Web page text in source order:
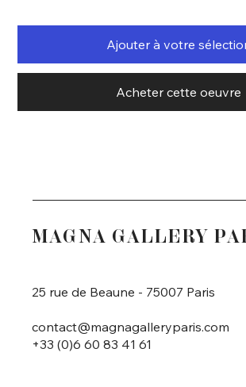
Ajouter à votre
Acheter cette oeuvre
MAGNA GALLERY
25 rue de Beaune - 75007 Paris
contact@magnagalleryparis.com
+33 (0)6 60 83 41 61